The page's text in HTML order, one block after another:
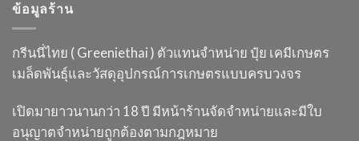
ข้อมูลร้าน
กรีนนี่ไทย ( Greeniethai ) ตัวแทนจำหน่าย ปุ๋ย เคมีเกษตร
เมล็ดพันธุ์และวัสดุอุปกรณ์การเกษตรแบบครบวงจร
เปิดมายาวนานกว่า 18 ปี มีหน้าร้านจัดจำหน่ายและมีใบ
อนุญาตจำหน่ายถูกต้องตามกฎหมาย